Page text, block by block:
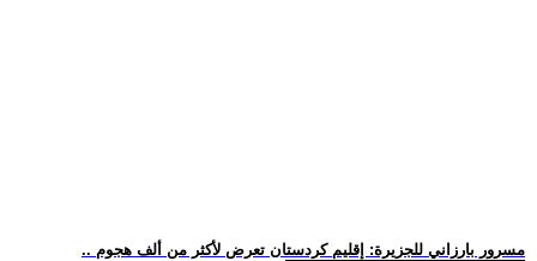
.. مسرور بارزاني للجزيرة: إقليم كردستان تعرض لأكثر من ألف هجوم